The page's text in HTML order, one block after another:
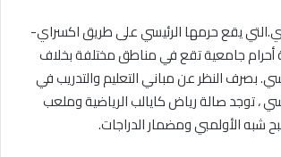
يقع حرمها الرئيسي على طريق اكسراي-
أحرام جامعية تقع في مناطق مختلفة بخلاف
بصرف النظر عن مباني التعليم والتدريب في
، توجد صالة رياض كايالب الرياضية وملعب
شبه الأولمبي ومضمار الدراجات.